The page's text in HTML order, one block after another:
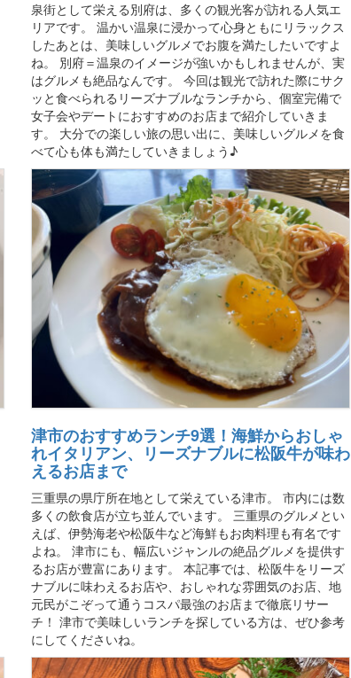
泉街として栄える別府は、多くの観光客が訪れる人気エ
リアです。 温かい温泉に浸かって心身ともにリラックス
したあとは、美味しいグルメでお腹を満たしたいですよ
ね。 別府＝温泉のイメージが強いかもしれませんが、実
はグルメも絶品なんです。 今回は観光で訪れた際にサク
ッと食べられるリーズナブルなランチから、個室完備で
女子会やデートにおすすめのお店まで紹介していきま
す。 大分での楽しい旅の思い出に、美味しいグルメを食
べて心も体も満たしていきましょう♪
津市のおすすめランチ9選！海鮮からおしゃ
れイタリアン、リーズナブルに松阪牛が味わ
えるお店まで
三重県の県庁所在地として栄えている津市。 市内には数
多くの飲食店が立ち並んでいます。 三重県のグルメとい
えば、伊勢海老や松阪牛など海鮮もお肉料理も有名です
よね。 津市にも、幅広いジャンルの絶品グルメを提供す
るお店が豊富にあります。 本記事では、松阪牛をリーズ
ナブルに味わえるお店や、おしゃれな雰囲気のお店、地
元民がこぞって通うコスパ最強のお店まで徹底リサー
チ！ 津市で美味しいランチを探している方は、ぜひ参考
にしてくださいね。